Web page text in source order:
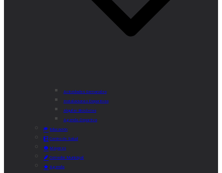
Actividades Semanales
Instalaciones Deportivas
Alquiler Bicicletas
Agenda Deportiva
Educación
Centro de Salud
Mayores
Comedor Municipal
Agenda